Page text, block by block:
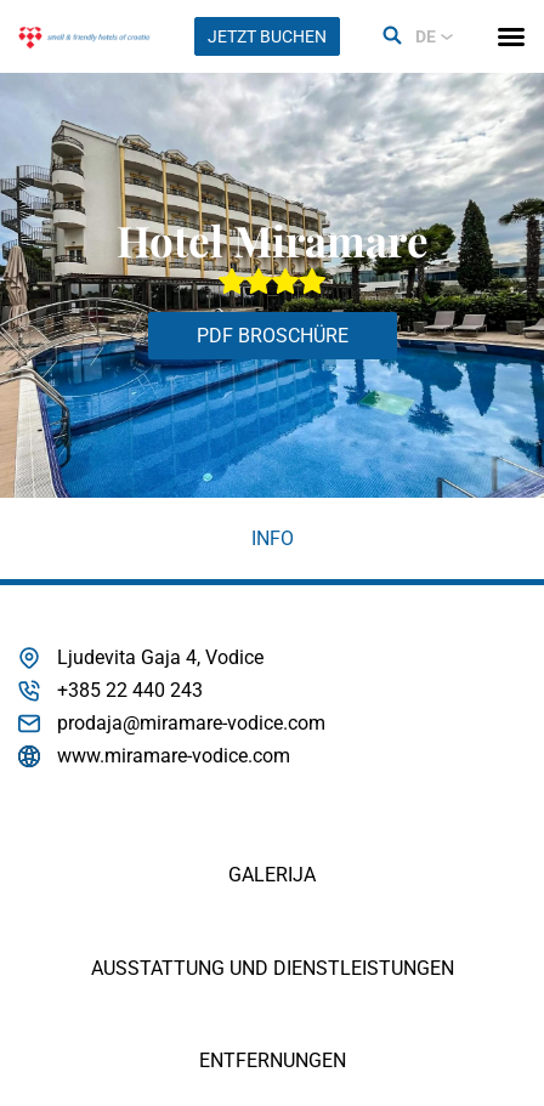
JETZT BUCHEN DE
Hotel Miramare
PDF BROSCHÜRE
INFO
GALERIJA
AUSSTATTUNG UND DIENSTLEISTUNGEN
ENTFERNUNGEN
Ljudevita Gaja 4, Vodice
+385 22 440 243
prodaja@miramare-vodice.com
www.miramare-vodice.com